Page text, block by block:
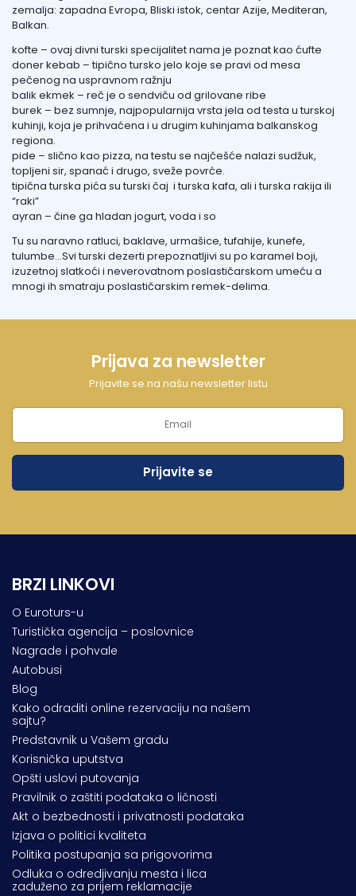
zemalja: zapadna Evropa, Bliski istok, centar Azije, Mediteran,
Balkan.
kofte – ovaj divni turski specijalitet nama je poznat kao ćufte
doner kebab – tipično tursko jelo koje se pravi od mesa
pečenog na uspravnom ražnju
balik ekmek – reč je o sendviču od grilovane ribe
burek – bez sumnje, najpopularnija vrsta jela od testa u turskoj
kuhinji, koja je prihvaćena i u drugim kuhinjama balkanskog
regiona.
pide – slično kao pizza, na testu se najčešće nalazi sudžuk,
topljeni sir, spanać i drugo, sveže povrće.
tipična turska pića su turski čaj i turska kafa, ali i turska rakija ili
“raki”
ayran – čine ga hladan jogurt, voda i so
Tu su naravno ratluci, baklave, urmašice, tufahije, kunefe,
tulumbe…Svi turski dezerti prepoznatljivi su po karamel boji,
izuzetnoj slatkoći i neverovatnom poslastičarskom umeću a
mnogi ih smatraju poslastičarskim remek-delima.
Prijava za newsletter
Prijavite se na našu newsletter listu
BRZI LINKOVI
O Euroturs-u
Turistička agencija – poslovnice
Nagrade i pohvale
Autobusi
Blog
Kako odraditi online rezervaciju na našem
sajtu?
Predstavnik u Vašem gradu
Korisnička uputstva
Opšti uslovi putovanja
Pravilnik o zaštiti podataka o ličnosti
Akt o bezbednosti i privatnosti podataka
Izjava o politici kvaliteta
Politika postupanja sa prigovorima
Odluka o odredjivanju mesta i lica
zaduženo za prijem reklamacije